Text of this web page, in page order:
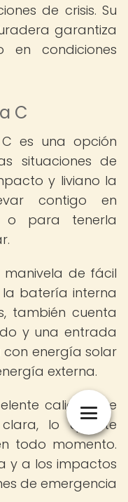
de crisis. Su
garantiza
en condiciones
C
es una opción
situaciones de
y liviano la
contigo en
o para tenerla
de fácil
batería interna
también cuenta
y una entrada
energía solar
externa.
calidad de
lo que te
todo momento.
y a los impactos
de emergencia